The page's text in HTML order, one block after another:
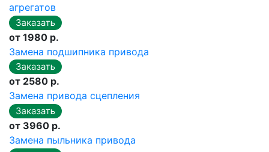
агрегатов
от 1980 р.
Замена подшипника привода
от 2580 р.
Замена привода сцепления
от 3960 р.
Замена пыльника привода